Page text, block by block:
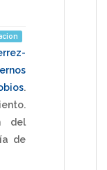
.
del
de